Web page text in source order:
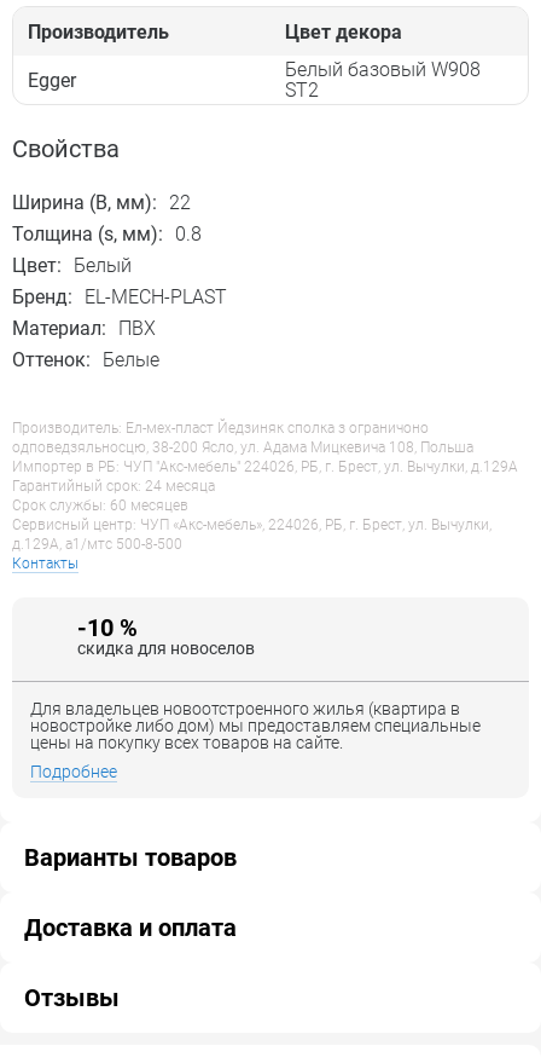
Производитель Цвет декора
Egger
Белый базовый W908
ST2
Свойства
Ширина (B, мм):
22
Толщина (s, мм):
0.8
Цвет:
Белый
Бренд:
EL-MECH-PLAST
Материал:
ПВХ
Оттенок:
Белые
Производитель: Ел-мех-пласт Йедзиняк сполка з ограничоно
одповедзяльносцю, 38-200 Ясло, ул. Адама Мицкевича 108, Польша
Импортер в РБ: ЧУП "Акс-мебель" 224026, РБ, г. Брест, ул. Вычулки, д.129А
Гарантийный срок: 24 месяца
Срок службы: 60 месяцев
Сервисный центр: ЧУП «Акс-мебель», 224026, РБ, г. Брест, ул. Вычулки,
д.129А, a1/мтс 500-8-500
Контакты
-10 %
скидка для новоселов
Для владельцев новоотстроенного жилья (квартира в
новостройке либо дом) мы предоставляем специальные
цены на покупку всех товаров на сайте.
Подробнее
Варианты товаров
Доставка и оплата
Отзывы